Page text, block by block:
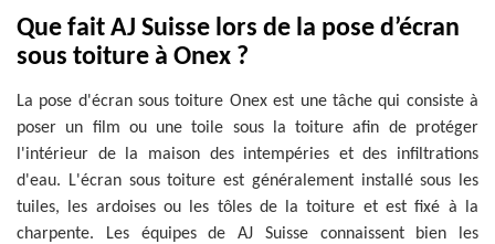
Que fait AJ Suisse lors de la pose d’écran
sous toiture à Onex ?
La pose d'écran sous toiture Onex est une tâche qui consiste à
poser un film ou une toile sous la toiture afin de protéger
l'intérieur de la maison des intempéries et des infiltrations
d'eau. L'écran sous toiture est généralement installé sous les
tuiles, les ardoises ou les tôles de la toiture et est fixé à la
charpente. Les équipes de AJ Suisse connaissent bien les